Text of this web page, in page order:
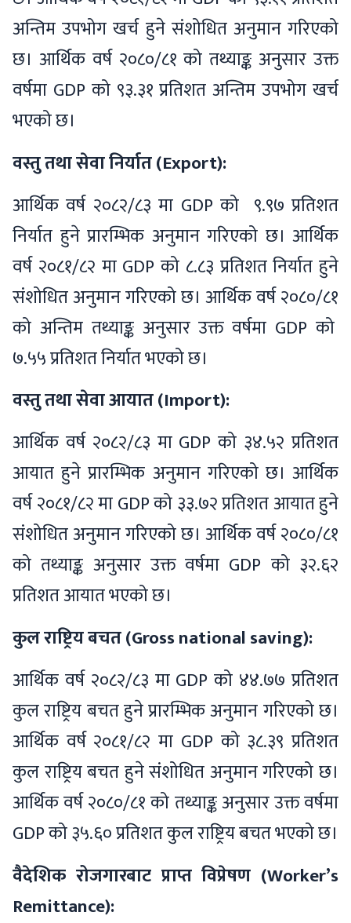
अन्तिम उपभोग खर्च हुने संशोधित अनुमान गरिएको
छ। आर्थिक वर्ष २०८०/८१ को तथ्याङ्क अनुसार उक्त
वर्षमा GDP को ९३.३१ प्रतिशत अन्तिम उपभोग खर्च
भएको छ।
वस्तु तथा सेवा निर्यात (Export):
आर्थिक वर्ष २०८२/८३ मा GDP को ९.९७ प्रतिशत
निर्यात हुने प्रारम्भिक अनुमान गरिएको छ। आर्थिक
वर्ष २०८१/८२ मा GDP को ८.८३ प्रतिशत निर्यात हुने
संशोधित अनुमान गरिएको छ। आर्थिक वर्ष २०८०/८१
को अन्तिम तथ्याङ्क अनुसार उक्त वर्षमा GDP को
७.५५ प्रतिशत निर्यात भएको छ।
वस्तु तथा सेवा आयात (Import):
आर्थिक वर्ष २०८२/८३ मा GDP को ३४.५२ प्रतिशत
आयात हुने प्रारम्भिक अनुमान गरिएको छ। आर्थिक
वर्ष २०८१/८२ मा GDP को ३३.७२ प्रतिशत आयात हुने
संशोधित अनुमान गरिएको छ। आर्थिक वर्ष २०८०/८१
को तथ्याङ्क अनुसार उक्त वर्षमा GDP को ३२.६२
प्रतिशत आयात भएको छ।
कुल राष्ट्रिय बचत (Gross national saving):
आर्थिक वर्ष २०८२/८३ मा GDP को ४४.७७ प्रतिशत
कुल राष्ट्रिय बचत हुने प्रारम्भिक अनुमान गरिएको छ।
आर्थिक वर्ष २०८१/८२ मा GDP को ३८.३९ प्रतिशत
कुल राष्ट्रिय बचत हुने संशोधित अनुमान गरिएको छ।
आर्थिक वर्ष २०८०/८१ को तथ्याङ्क अनुसार उक्त वर्षमा
GDP को ३५.६० प्रतिशत कुल राष्ट्रिय बचत भएको छ।
वैदेशिक रोजगारबाट प्राप्त विप्रेषण (Worker’s
Remittance):